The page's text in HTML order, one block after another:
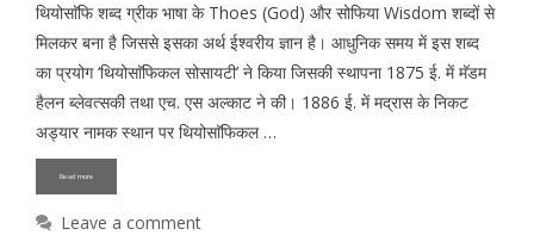
थियोसाॅफि शब्द ग्रीक भाषा के Thoes (God) और सोफिया Wisdom शब्दों से
मिलकर बना है जिससे इसका अर्थ ईश्वरीय ज्ञान है। आधुनिक समय में इस शब्द
का प्रयोग ‘थियोसाॅफिकल सोसायटी’ ने किया जिसकी स्थापना 1875 ई. में मॅडम
हैलन ब्लेवत्सकी तथा एच. एस अल्काट ने की। 1886 ई. में मद्रास के निकट
अड्यार नामक स्थान पर थियोसाॅफिकल …
Read more
Leave a comment